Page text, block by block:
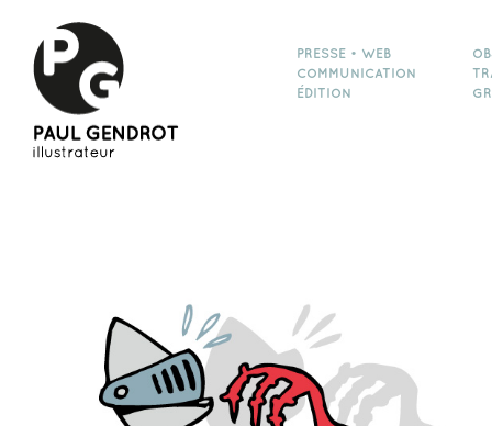
PRESSE • WEB
COMMUNICATION
ÉDITION